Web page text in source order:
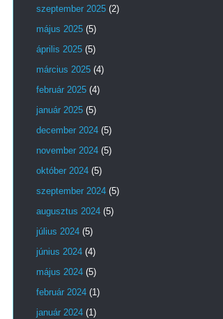
szeptember 2025 (2)
május 2025 (5)
április 2025 (5)
március 2025 (4)
február 2025 (4)
január 2025 (5)
december 2024 (5)
november 2024 (5)
október 2024 (5)
szeptember 2024 (5)
augusztus 2024 (5)
július 2024 (5)
június 2024 (4)
május 2024 (5)
február 2024 (1)
január 2024 (1)